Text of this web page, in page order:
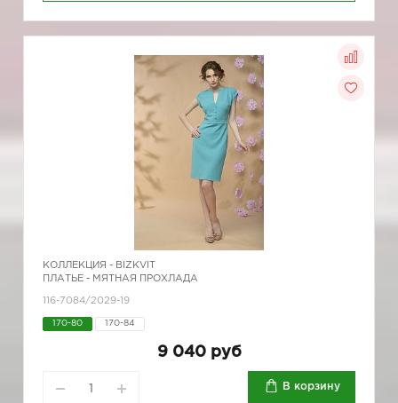
КОЛЛЕКЦИЯ - BIZKVIT
ПЛАТЬЕ - МЯТНАЯ ПРОХЛАДА
116-7084/2029-19
170-80 170-84
9 040 руб
В корзину